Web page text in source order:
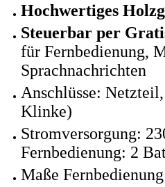
Hochwertiges
Steuerbar per
für Fernbedienung,
Sprachnachrichten
Anschlüsse:
Klinke)
Stromversorgung:
Fernbedienung: 2
Maße